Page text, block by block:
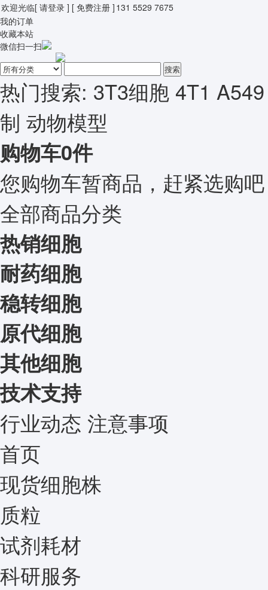
欢迎光临[ 请登录 ] [ 免费注册 ] 131 5529 7675
我的订单
收藏本站
微信扫一扫
搜索
热门搜索: 3T3细胞 4T1 A549
制 动物模型
购物车0件
您购物车暂商品，赶紧选购
全部商品分类
热销细胞
耐药细胞
稳转细胞
原代细胞
其他细胞
技术支持
行业动态 注意事项
首页
现货细胞株
质粒
试剂耗材
科研服务